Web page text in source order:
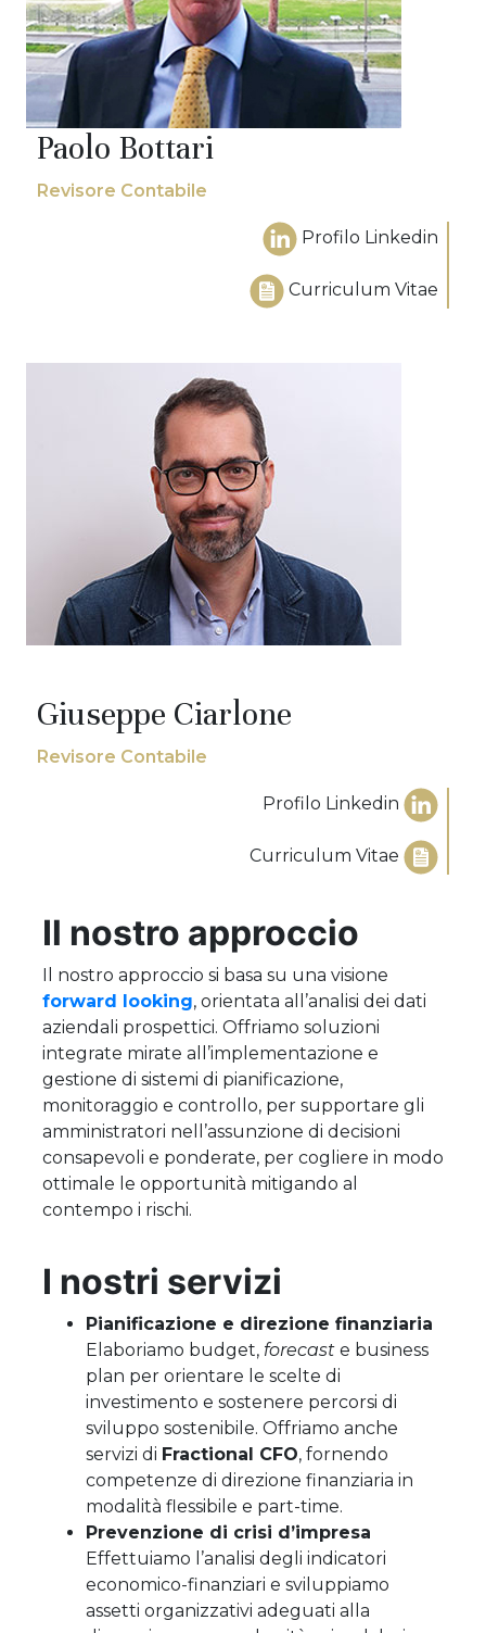
Paolo Bottari
Revisore Contabile
Profilo Linkedin
Curriculum Vitae
Giuseppe Ciarlone
Revisore Contabile
Profilo Linkedin
Curriculum Vitae
Il nostro approccio
Il nostro approccio si basa su una visione
forward looking, orientata all’analisi dei dati
aziendali prospettici. Offriamo soluzioni
integrate mirate all’implementazione e
gestione di sistemi di pianificazione,
monitoraggio e controllo, per supportare gli
amministratori nell’assunzione di decisioni
consapevoli e ponderate, per cogliere in modo
ottimale le opportunità mitigando al
contempo i rischi.
I nostri servizi
Pianificazione e direzione finanziaria
Elaboriamo budget, forecast e business
plan per orientare le scelte di
investimento e sostenere percorsi di
sviluppo sostenibile. Offriamo anche
servizi di Fractional CFO, fornendo
competenze di direzione finanziaria in
modalità flessibile e part-time.
Prevenzione di crisi d’impresa
Effettuiamo l’analisi degli indicatori
economico-finanziari e sviluppiamo
assetti organizzativi adeguati alla